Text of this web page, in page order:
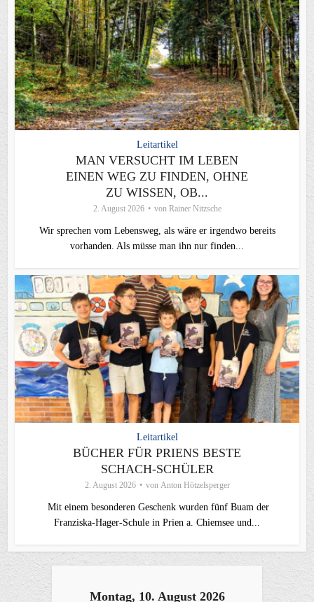
Leitartikel
MAN VERSUCHT IM LEBEN
EINEN WEG ZU FINDEN, OHNE
ZU WISSEN, OB...
2. August 2026 von Rainer Nitzsche
Wir sprechen vom Lebensweg, als wäre er irgendwo bereits
vorhanden. Als müsse man ihn nur finden...
Leitartikel
BÜCHER FÜR PRIENS BESTE
SCHACH-SCHÜLER
2. August 2026 von Anton Hötzelsperger
Mit einem besonderen Geschenk wurden fünf Buam der
Franziska-Hager-Schule in Prien a. Chiemsee und...
Montag, 10. August 2026